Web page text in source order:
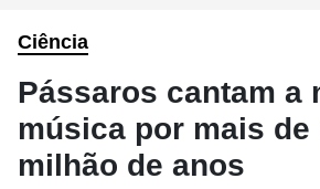
Ciência
Pássaros cantam a
música por mais de
milhão de anos